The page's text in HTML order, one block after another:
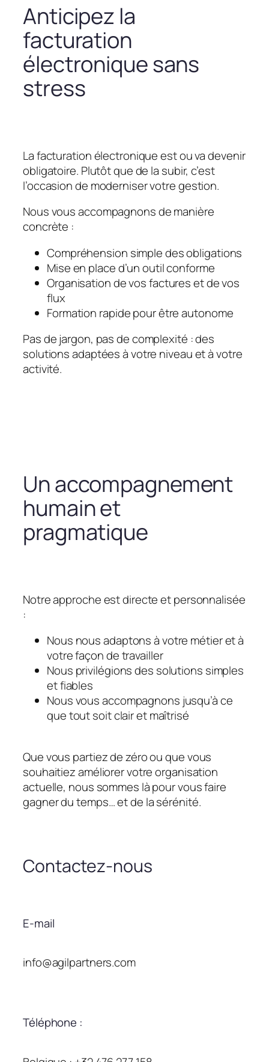
Anticipez la
facturation
électronique sans
stress
La facturation électronique est ou va devenir
obligatoire. Plutôt que de la subir, c’est
l’occasion de moderniser votre gestion.
Nous vous accompagnons de manière
concrète :
Compréhension simple des obligations
Mise en place d’un outil conforme
Organisation de vos factures et de vos
flux
Formation rapide pour être autonome
Pas de jargon, pas de complexité : des
solutions adaptées à votre niveau et à votre
activité.
Un accompagnement
humain et
pragmatique
Notre approche est directe et personnalisée
:
Nous nous adaptons à votre métier et à
votre façon de travailler
Nous privilégions des solutions simples
et fiables
Nous vous accompagnons jusqu’à ce
que tout soit clair et maîtrisé
Que vous partiez de zéro ou que vous
souhaitiez améliorer votre organisation
actuelle, nous sommes là pour vous faire
gagner du temps… et de la sérénité.
Contactez-nous
E-mail
info@agilpartners.com
Téléphone :